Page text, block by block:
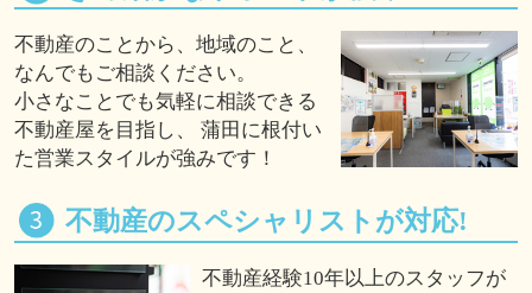
不動産のことから、地域のこと、
なんでもご相談ください。
小さなことでも気軽に相談できる
不動産屋を目指し、 蒲田に根付い
た営業スタイルが強みです！
不動産のスペシャリストが対応!
不動産経験10年以上のスタッフが